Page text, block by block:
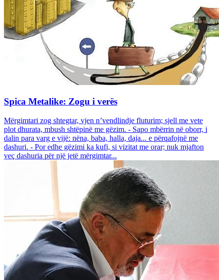
Spica Metalike: Zogu i verës
Mërgimtari zog shtegtar, vjen n’vendlindje fluturim; sjell me vete
plot dhurata, mbush shtëpinë me gëzim. - Sapo mbërrin në oborr, i
dalin para varg e vijë: nëna, baba, halla, daja... e përqafojnë me
dashuri. - Por edhe gëzimi ka kufi, si vizitat me orar; nuk mjafton
veç dashuria për një jetë mërgimtar...